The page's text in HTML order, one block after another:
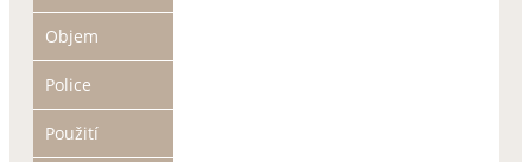
Objem
Police
Použití